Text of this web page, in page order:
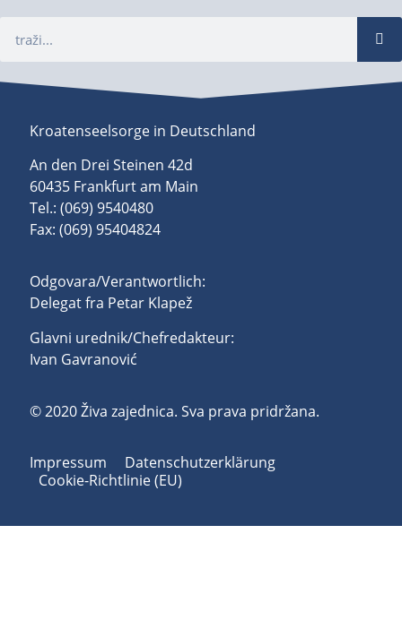
Kroatenseelsorge in Deutschland
An den Drei Steinen 42d
60435 Frankfurt am Main
Tel.: (069) 9540480
Fax: (069) 95404824
Odgovara/Verantwortlich:
Delegat fra Petar Klapež
Glavni urednik/Chefredakteur:
Ivan Gavranović
© 2020 Živa zajednica. Sva prava pridržana.
Impressum
Datenschutzerklärung
Cookie-Richtlinie (EU)